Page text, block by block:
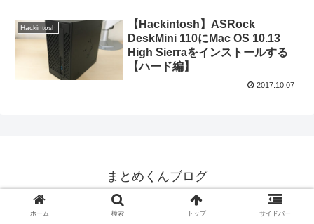
Hackintosh
【Hackintosh】ASRock
DeskMini 110にMac OS 10.13
High Sierraをインストールする
【ハード編】
2017.10.07
まとめくんブログ
© 2011-2026 まとめくんブログ.
ホーム 検索 トップ サイドバー